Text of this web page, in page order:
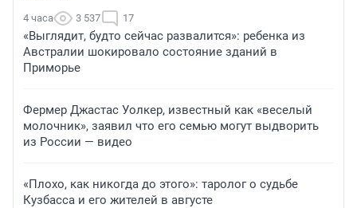
4 часа 3 537 17
«Выглядит, будто сейчас развалится»: ребенка из
Австралии шокировало состояние зданий в
Приморье
Фермер Джастас Уолкер, известный как «веселый
молочник», заявил что его семью могут выдворить
из России — видео
«Плохо, как никогда до этого»: таролог о судьбе
Кузбасса и его жителей в августе